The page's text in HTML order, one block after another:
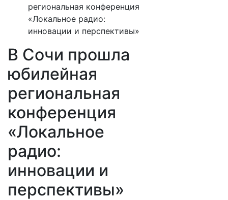
региональная конференция
«Локальное радио:
инновации и перспективы»
В Сочи прошла
юбилейная
региональная
конференция
«Локальное
радио:
инновации и
перспективы»